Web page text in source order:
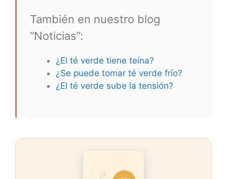
También en nuestro blog
“Noticias”:
¿El té verde tiene teína?
¿Se puede tomar té verde frío?
¿El té verde sube la tensión?